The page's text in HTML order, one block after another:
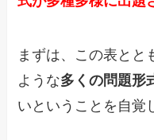
まずは、この表とと
ような多くの問題形
いということを自覚